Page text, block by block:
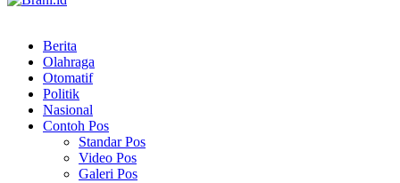
Berita
Olahraga
Otomatif
Politik
Nasional
Contoh Pos
Standar Pos
Video Pos
Galeri Pos